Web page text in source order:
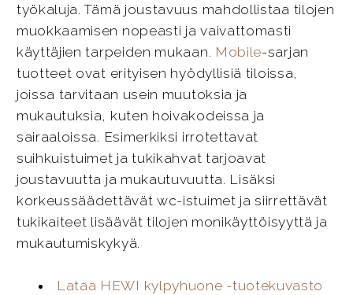
työkaluja. Tämä joustavuus mahdollistaa tilojen
muokkaamisen nopeasti ja vaivattomasti
käyttäjien tarpeiden mukaan. Mobile-sarjan
tuotteet ovat erityisen hyödyllisiä tiloissa,
joissa tarvitaan usein muutoksia ja
mukautuksia, kuten hoivakodeissa ja
sairaaloissa. Esimerkiksi irrotettavat
suihkuistuimet ja tukikahvat tarjoavat
joustavuutta ja mukautuvuutta. Lisäksi
korkeussäädettävät wc-istuimet ja siirrettävät
tukikaiteet lisäävät tilojen monikäyttöisyyttä ja
mukautumiskykyä.
Lataa HEWI kylpyhuone -tuotekuvasto